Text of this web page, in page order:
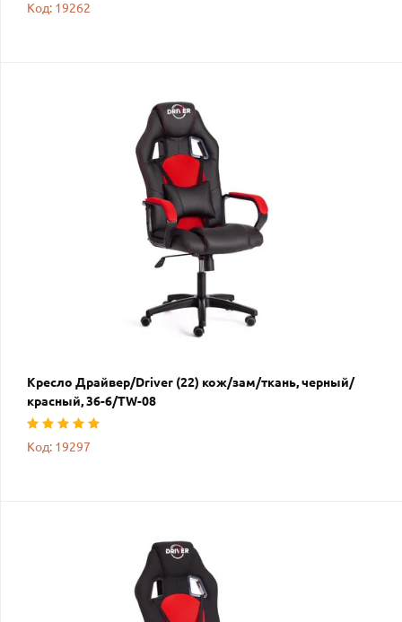
Код: 19262
Кресло Драйвер/Driver (22) кож/зам/ткань, черный/
красный, 36-6/TW-08
Код: 19297